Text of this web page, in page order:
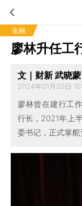
金融
廖林升任工
文｜财新 武晓蒙
2024年01月20日
廖林曾在建行工
行长，2021年上
委书记，正式掌